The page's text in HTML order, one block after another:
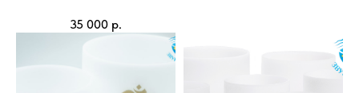
35 000 р.